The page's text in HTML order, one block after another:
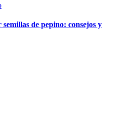
de pepino: consejos y